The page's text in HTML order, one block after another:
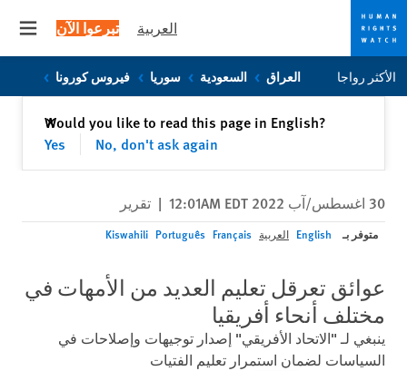
Skip
to
Skip
to
العربية تبرعوا الآن
الأكثر رواجا العراق السعودية سوريا فيروس كورونا
Would you like to read this page in English?
Yes
No, don't ask again
✕إغلاق
30 اغسطس/آب 2022 12:01AM EDT | تقرير
متوفر بـ English العربية Français
Português
Kiswahili
عوائق تعرقل تعليم العديد من الأمهات في
مختلف أنحاء أفريقيا
ينبغي لـ "الاتحاد الأفريقي" إصدار توجيهات وإصلاحات في
السياسات لضمان استمرار تعليم الفتيات